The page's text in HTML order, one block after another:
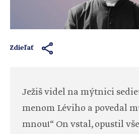
Zdieľať
Ježiš videl na mýtnici
menom Léviho a povedal
mnou!“ On vstal, opustil